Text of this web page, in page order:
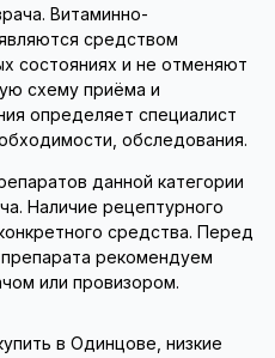
Витаминно-
средством
состояниях и не отменяют
схему приёма и
определяет специалист
обследования.
данной категории
Наличие рецептурного
средства. Перед
рекомендуем
или провизором.
в Одинцове, низкие